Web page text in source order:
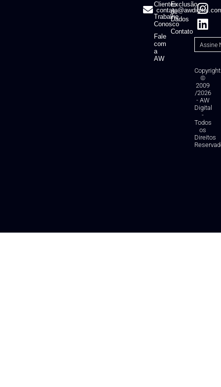
Clientes
Trabalhe
Conosco
Fale
com
a
AW
Exclusão
de
Dados
Contato
Copyright
©
2009
/2026
- AW
Digital
-
Todos
os
Direitos